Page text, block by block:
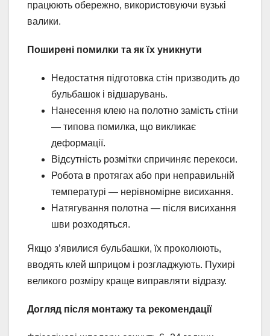
працюють обережно, використовуючи вузькі
валики.
Поширені помилки та як їх уникнути
Недостатня підготовка стін призводить до
бульбашок і відшарувань.
Нанесення клею на полотно замість стіни
— типова помилка, що викликає
деформації.
Відсутність розмітки спричиняє перекоси.
Робота в протягах або при неправильній
температурі — нерівномірне висихання.
Натягування полотна — після висихання
шви розходяться.
Якщо з’явилися бульбашки, їх проколюють,
вводять клей шприцом і розгладжують. Пухирі
великого розміру краще виправляти відразу.
Догляд після монтажу та рекомендації